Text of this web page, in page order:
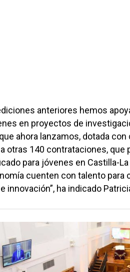
anteriores hemos
en proyectos de
ahora lanzamos, dotada
otras 140 contrataciones, que
para jóvenes en Castilla-
cuenten con talento para
innovación”, ha indicado